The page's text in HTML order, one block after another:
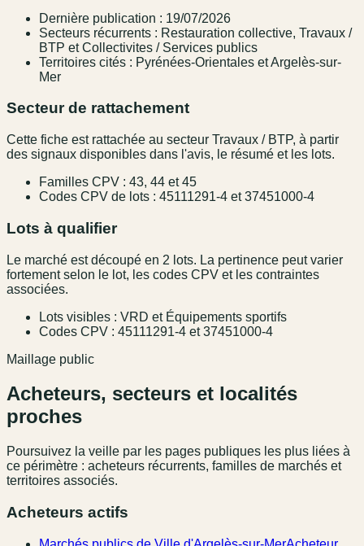
Dernière publication : 19/07/2026
Secteurs récurrents : Restauration collective, Travaux /
BTP et Collectivites / Services publics
Territoires cités : Pyrénées-Orientales et Argelès-sur-
Mer
Secteur de rattachement
Cette fiche est rattachée au secteur Travaux / BTP, à partir
des signaux disponibles dans l'avis, le résumé et les lots.
Familles CPV : 43, 44 et 45
Codes CPV de lots : 45111291-4 et 37451000-4
Lots à qualifier
Le marché est découpé en 2 lots. La pertinence peut varier
fortement selon le lot, les codes CPV et les contraintes
associées.
Lots visibles : VRD et Équipements sportifs
Codes CPV : 45111291-4 et 37451000-4
Maillage public
Acheteurs, secteurs et localités
proches
Poursuivez la veille par les pages publiques les plus liées à
ce périmètre : acheteurs récurrents, familles de marchés et
territoires associés.
Acheteurs actifs